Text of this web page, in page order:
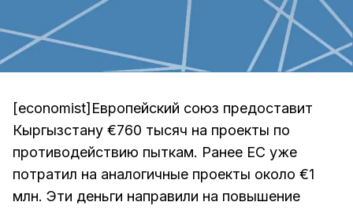
[economist]Европейский союз предоставит
Кыргызстану €760 тысяч на проекты по
противодействию пыткам. Ранее ЕС уже
потратил на аналогичные проекты около €1
млн. Эти деньги направили на повышение